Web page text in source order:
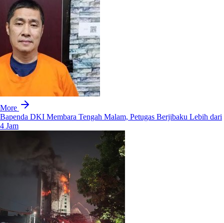
More
Bapenda DKI Membara Tengah Malam, Petugas Berjibaku Lebih dari
4 Jam